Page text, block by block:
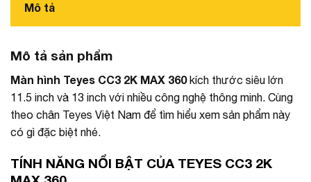
Mô tả
Mô tả sản phẩm
Màn hình Teyes CC3 2K MAX 360kích thước siêu lớn
11.5 inch và 13 inch với nhiều công nghệ thông minh. Cùng
theo chân Teyes Việt Nam để tìm hiểu xem sản phẩm này
có gì đặc biệt nhé.
TÍNH NĂNG NỔI BẬT CỦA TEYES CC3 2K